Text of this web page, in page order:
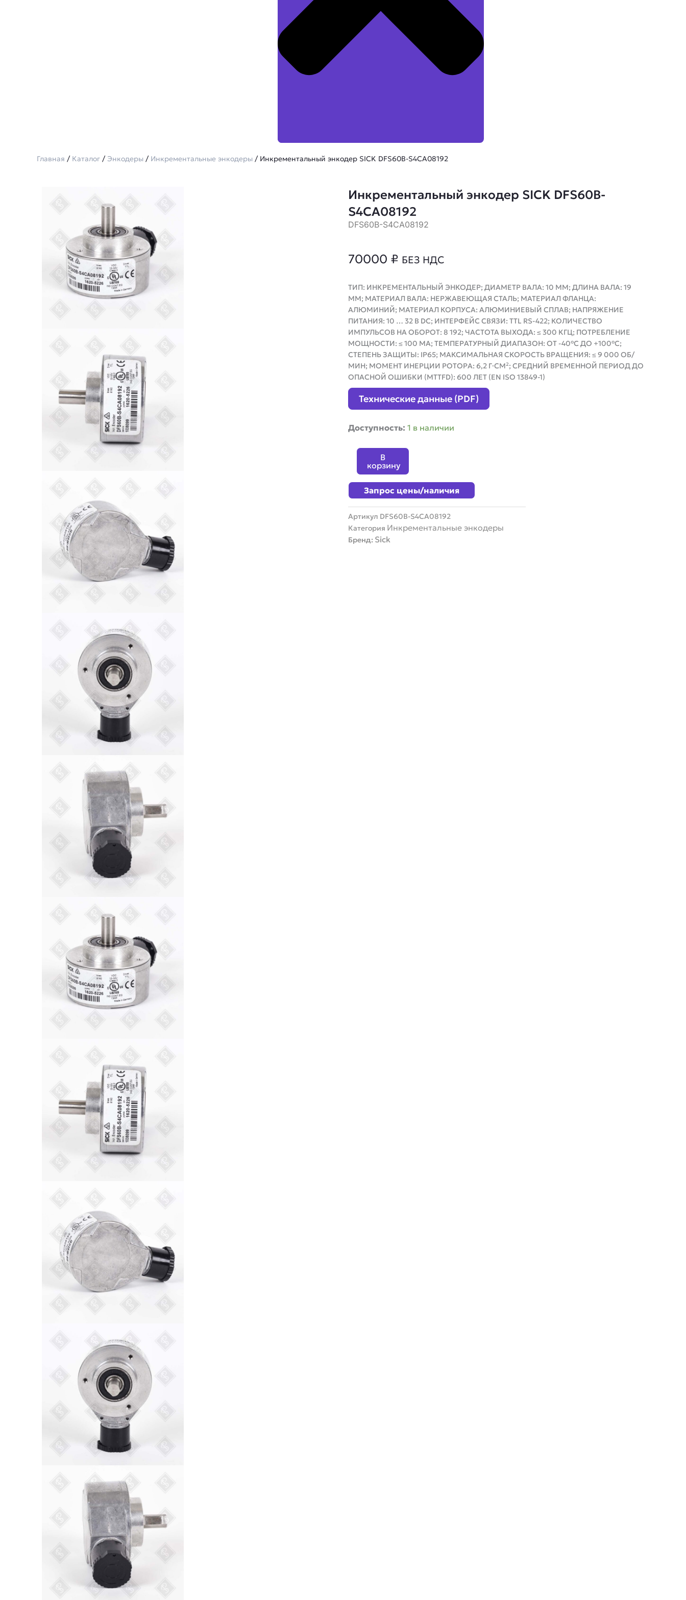
Главная / Каталог /Энкодеры / Инкрементальные энкодеры / Инкрементальный энкодер SICK DFS60B-S4CA08192
Инкрементальный энкодер SICK DFS60B-
S4CA08192
DFS60B-S4CA08192
70000 ₽ БЕЗ НДС
ТИП: ИНКРЕМЕНТАЛЬНЫЙ ЭНКОДЕР; ДИАМЕТР ВАЛА: 10 ММ; ДЛИНА ВАЛА: 19
ММ; МАТЕРИАЛ ВАЛА: НЕРЖАВЕЮЩАЯ СТАЛЬ; МАТЕРИАЛ ФЛАНЦА:
АЛЮМИНИЙ; МАТЕРИАЛ КОРПУСА: АЛЮМИНИЕВЫЙ СПЛАВ; НАПРЯЖЕНИЕ
ПИТАНИЯ: 10 … 32 В DC; ИНТЕРФЕЙС СВЯЗИ: TTL RS-422; КОЛИЧЕСТВО
ИМПУЛЬСОВ НА ОБОРОТ: 8 192; ЧАСТОТА ВЫХОДА: ≤ 300 КГЦ; ПОТРЕБЛЕНИЕ
МОЩНОСТИ: ≤ 100 МА; ТЕМПЕРАТУРНЫЙ ДИАПАЗОН: ОТ -40°C ДО +100°C;
СТЕПЕНЬ ЗАЩИТЫ: IP65; МАКСИМАЛЬНАЯ СКОРОСТЬ ВРАЩЕНИЯ: ≤ 9 000 ОБ/
МИН; МОМЕНТ ИНЕРЦИИ РОТОРА: 6,2 Г·СМ²; СРЕДНИЙ ВРЕМЕННОЙ ПЕРИОД ДО
ОПАСНОЙ ОШИБКИ (MTTFD): 600 ЛЕТ (EN ISO 13849-1)
Технические данные (PDF)
Доступность: 1 в наличии
Количество
Инкрементальный
энкодер
SICK
DFS60B-
S4CA08192
В
корзину
Запрос цены/наличия
Артикул DFS60B-S4CA08192
Категория Инкрементальные энкодеры
Бренд: Sick